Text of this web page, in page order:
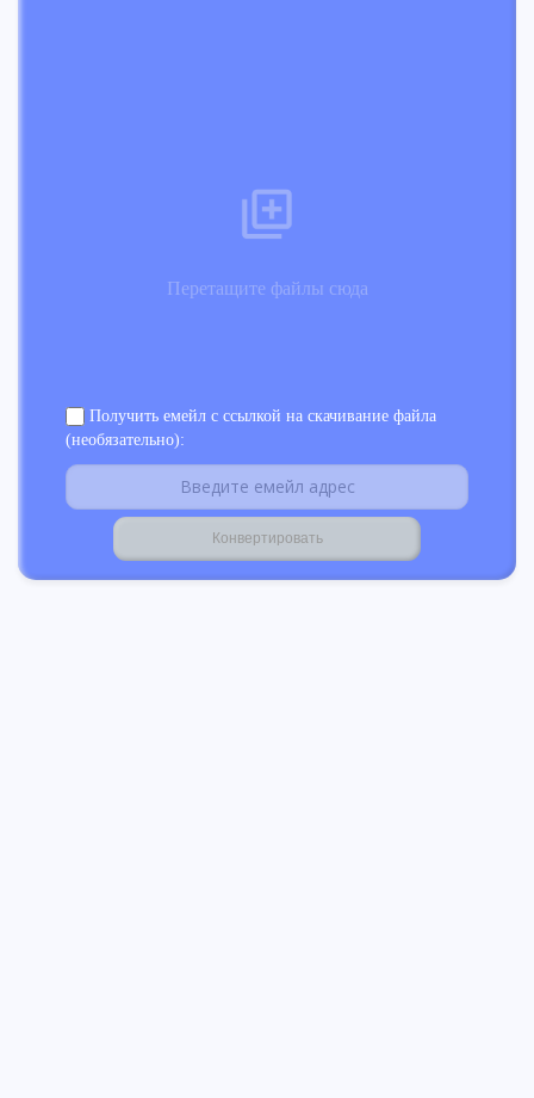
Перетащите файлы сюда
Получить емейл с ссылкой на скачивание файла
(необязательно):